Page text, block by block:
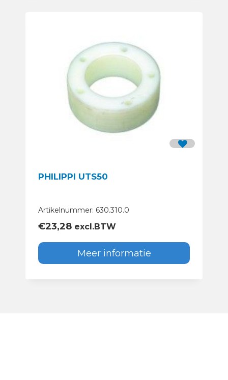
PHILIPPI UTS50
Artikelnummer: 630.310.0
€23,28 excl.BTW
Meer informatie